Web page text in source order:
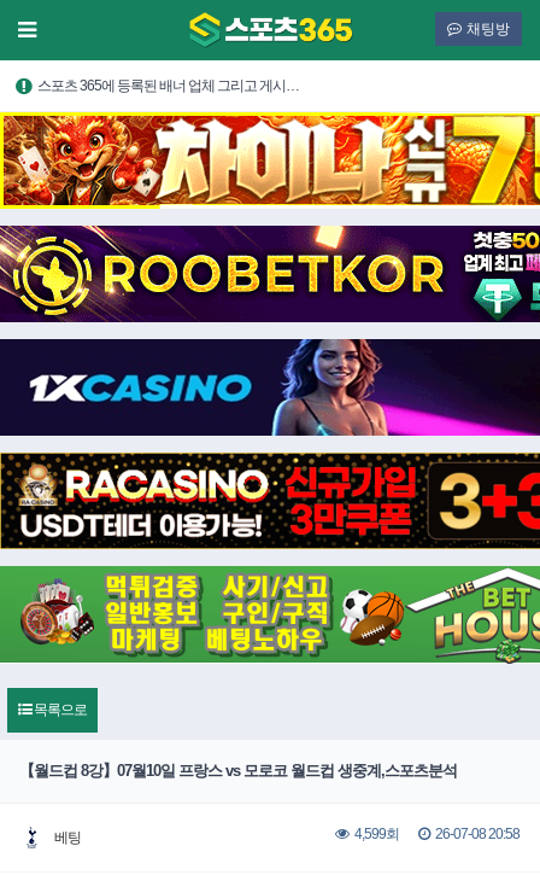
채팅방
스포츠 365에 등록된 배너 업체 그리고 게시…
목록으로
【월드컵 8강】07월10일 프랑스 vs 모로코 월드컵 생중계,스포츠분석
베팅 4,599회 26-07-08 20:58